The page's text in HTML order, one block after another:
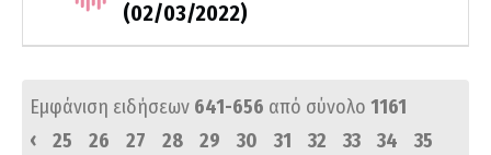
(02/03/2022)
Εμφάνιση ειδήσεων 641-656 από σύνολο 1161
‹
25 26 27 28 29 30 31 32 33 34
35